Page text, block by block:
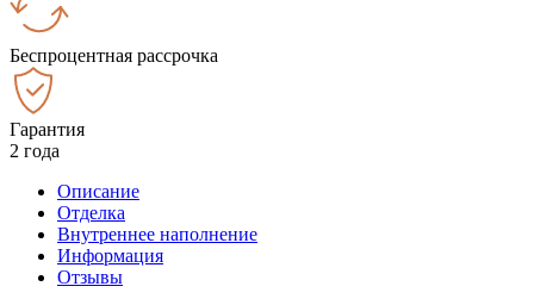
Беспроцентная рассрочка
Гарантия
2 года
Описание
Отделка
Внутреннее наполнение
Информация
Отзывы